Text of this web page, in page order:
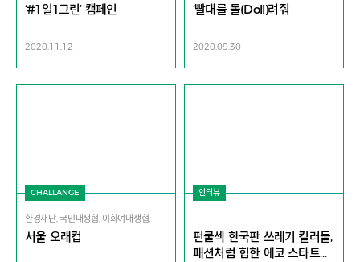
‘#1일1그린’ 캠페인
2020.11.12
‘빨대를 돌(Doll)려줘
2020.09.30
CHALLANGE
환경재단, 국민대생협, 이화여대생협,
서울 오래컵
인터뷰
펀쿨섹 한국판 쓰레기 킬러들,
패션처럼 힙한 에코 스타트업